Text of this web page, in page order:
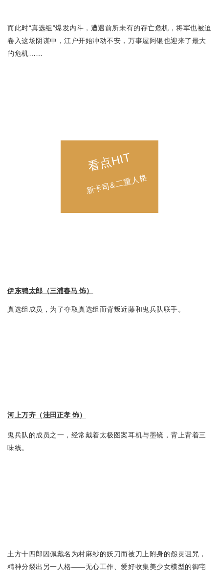
而此时“真选组”爆发内斗，遭遇前所未有的存亡危机，将军也被迫
卷入这场阴谋中，江户开始冲动不安，万事屋阿银也迎来了最大
的危机……
看点HIT
新卡司&二重人格
伊东鸭太郎（三浦春马 饰）
真选组成员，为了夺取真选组而背叛近藤和鬼兵队联手。
河上万齐（洼田正孝 饰）
鬼兵队的成员之一，经常戴着太极图案耳机与墨镜，背上背着三
味线。
土方十四郎因佩戴名为村麻纱的妖刀而被刀上附身的怨灵诅咒，
精神分裂出另一人格——无心工作、爱好收集美少女模型的御宅